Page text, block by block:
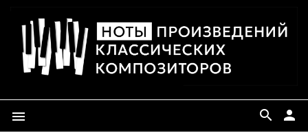
menu person
search